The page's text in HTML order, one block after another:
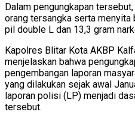
Dalam pengungkapan
orang tersangka serta menyita
pil double L dan 13,3 gram
Kapolres Blitar Kota AKBP
menjelaskan bahwa
pengembangan laporan
yang dilakukan sejak awal
laporan polisi (LP) menjadi
tersebut.